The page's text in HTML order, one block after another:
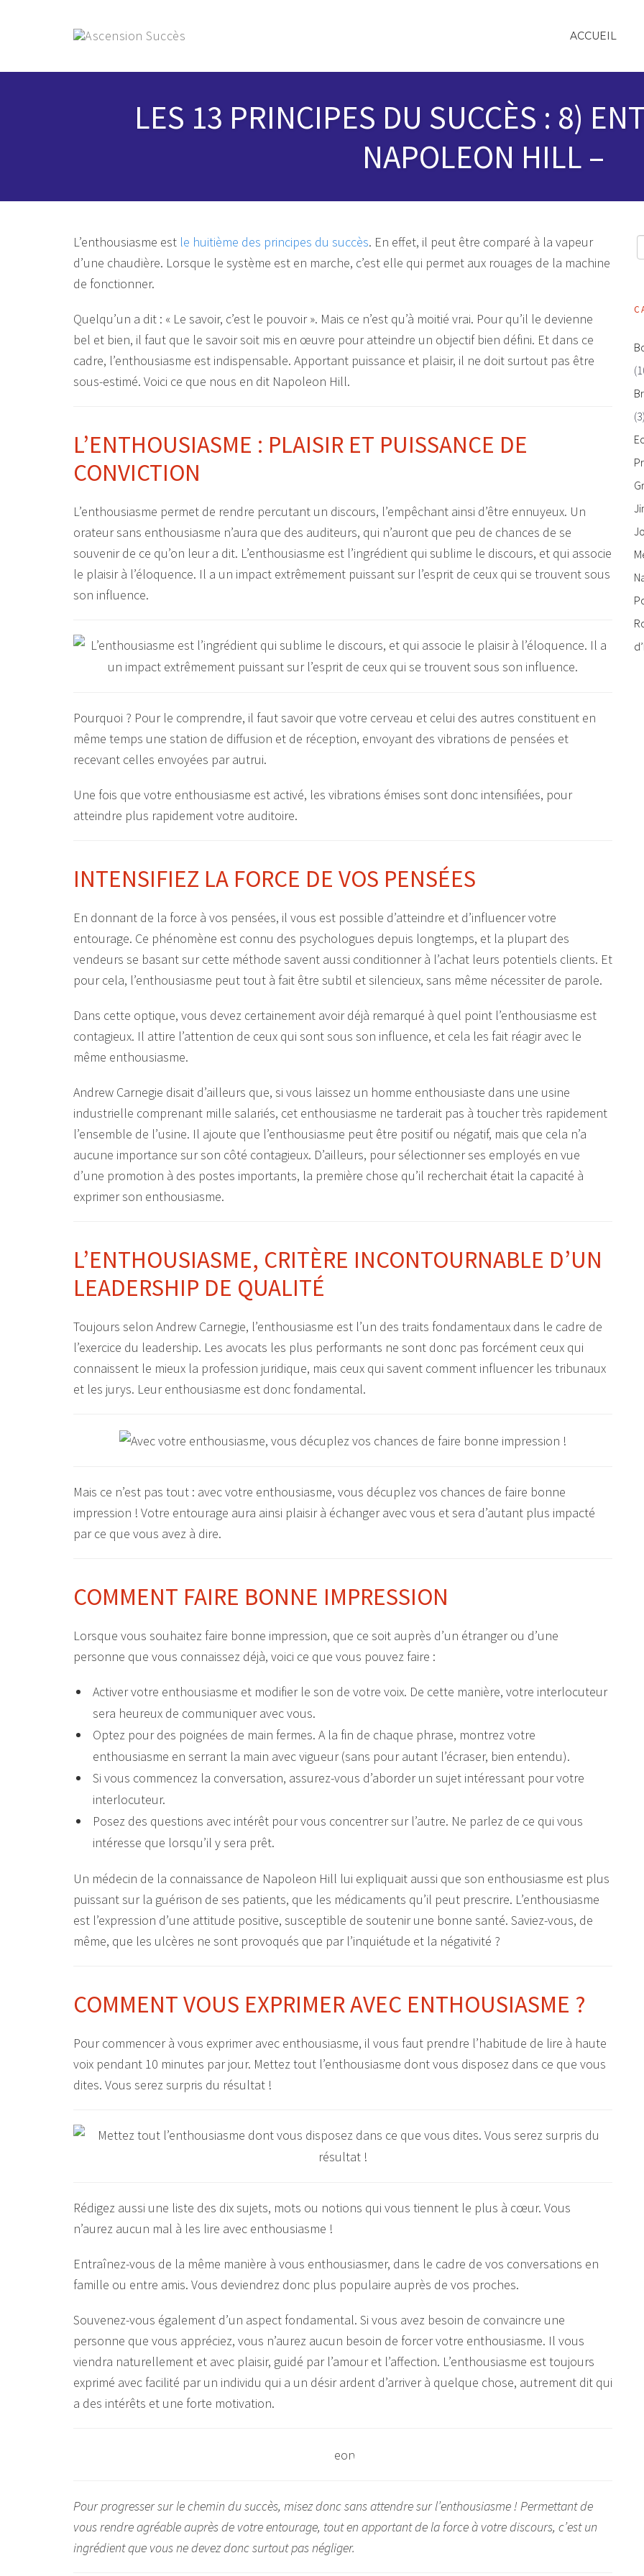
ACCUEIL
LES 13 PRINCIPES DU SUCCÈS : 8)
NAPOLEON HILL –
L’enthousiasme est le huitième des principes du succès. En effet, il peut être comparé à la vapeur
d’une chaudière. Lorsque le système est en marche, c’est elle qui permet aux rouages de la machine
de fonctionner.
Quelqu’un a dit : « Le savoir, c’est le pouvoir ». Mais ce n’est qu’à moitié vrai. Pour qu’il le devienne
bel et bien, il faut que le savoir soit mis en œuvre pour atteindre un objectif bien défini. Et dans ce
cadre, l’enthousiasme est indispensable. Apportant puissance et plaisir, il ne doit surtout pas être
sous-estimé. Voici ce que nous en dit Napoleon Hill.
L’ENTHOUSIASME : PLAISIR ET PUISSANCE DE
CONVICTION
L’enthousiasme permet de rendre percutant un discours, l’empêchant ainsi d’être ennuyeux. Un
orateur sans enthousiasme n’aura que des auditeurs, qui n’auront que peu de chances de se
souvenir de ce qu’on leur a dit. L’enthousiasme est l’ingrédient qui sublime le discours, et qui associe
le plaisir à l’éloquence. Il a un impact extrêmement puissant sur l’esprit de ceux qui se trouvent sous
son influence.
Pourquoi ? Pour le comprendre, il faut savoir que votre cerveau et celui des autres constituent en
même temps une station de diffusion et de réception, envoyant des vibrations de pensées et
recevant celles envoyées par autrui.
Une fois que votre enthousiasme est activé, les vibrations émises sont donc intensifiées, pour
atteindre plus rapidement votre auditoire.
INTENSIFIEZ LA FORCE DE VOS PENSÉES
En donnant de la force à vos pensées, il vous est possible d’atteindre et d’influencer votre
entourage. Ce phénomène est connu des psychologues depuis longtemps, et la plupart des
vendeurs se basant sur cette méthode savent aussi conditionner à l’achat leurs potentiels clients. Et
pour cela, l’enthousiasme peut tout à fait être subtil et silencieux, sans même nécessiter de parole.
Dans cette optique, vous devez certainement avoir déjà remarqué à quel point l’enthousiasme est
contagieux. Il attire l’attention de ceux qui sont sous son influence, et cela les fait réagir avec le
même enthousiasme.
Andrew Carnegie disait d’ailleurs que, si vous laissez un homme enthousiaste dans une usine
industrielle comprenant mille salariés, cet enthousiasme ne tarderait pas à toucher très rapidement
l’ensemble de l’usine. Il ajoute que l’enthousiasme peut être positif ou négatif, mais que cela n’a
aucune importance sur son côté contagieux. D’ailleurs, pour sélectionner ses employés en vue
d’une promotion à des postes importants, la première chose qu’il recherchait était la capacité à
exprimer son enthousiasme.
L’ENTHOUSIASME, CRITÈRE INCONTOURNABLE D’UN
LEADERSHIP DE QUALITÉ
Toujours selon Andrew Carnegie, l’enthousiasme est l’un des traits fondamentaux dans le cadre de
l’exercice du leadership. Les avocats les plus performants ne sont donc pas forcément ceux qui
connaissent le mieux la profession juridique, mais ceux qui savent comment influencer les tribunaux
et les jurys. Leur enthousiasme est donc fondamental.
Mais ce n’est pas tout : avec votre enthousiasme, vous décuplez vos chances de faire bonne
impression ! Votre entourage aura ainsi plaisir à échanger avec vous et sera d’autant plus impacté
par ce que vous avez à dire.
COMMENT FAIRE BONNE IMPRESSION
Lorsque vous souhaitez faire bonne impression, que ce soit auprès d’un étranger ou d’une
personne que vous connaissez déjà, voici ce que vous pouvez faire :
Activer votre enthousiasme et modifier le son de votre voix. De cette manière, votre interlocuteur
sera heureux de communiquer avec vous.
Optez pour des poignées de main fermes. A la fin de chaque phrase, montrez votre
enthousiasme en serrant la main avec vigueur (sans pour autant l’écraser, bien entendu).
Si vous commencez la conversation, assurez-vous d’aborder un sujet intéressant pour votre
interlocuteur.
Posez des questions avec intérêt pour vous concentrer sur l’autre. Ne parlez de ce qui vous
intéresse que lorsqu’il y sera prêt.
Un médecin de la connaissance de Napoleon Hill lui expliquait aussi que son enthousiasme est plus
puissant sur la guérison de ses patients, que les médicaments qu’il peut prescrire. L’enthousiasme
est l’expression d’une attitude positive, susceptible de soutenir une bonne santé. Saviez-vous, de
même, que les ulcères ne sont provoqués que par l’inquiétude et la négativité ?
COMMENT VOUS EXPRIMER AVEC ENTHOUSIASME ?
Pour commencer à vous exprimer avec enthousiasme, il vous faut prendre l’habitude de lire à haute
voix pendant 10 minutes par jour. Mettez tout l’enthousiasme dont vous disposez dans ce que vous
dites. Vous serez surpris du résultat !
Rédigez aussi une liste des dix sujets, mots ou notions qui vous tiennent le plus à cœur. Vous
n’aurez aucun mal à les lire avec enthousiasme !
Entraînez-vous de la même manière à vous enthousiasmer, dans le cadre de vos conversations en
famille ou entre amis. Vous deviendrez donc plus populaire auprès de vos proches.
Souvenez-vous également d’un aspect fondamental. Si vous avez besoin de convaincre une
personne que vous appréciez, vous n’aurez aucun besoin de forcer votre enthousiasme. Il vous
viendra naturellement et avec plaisir, guidé par l’amour et l’affection. L’enthousiasme est toujours
exprimé avec facilité par un individu qui a un désir ardent d’arriver à quelque chose, autrement dit qui
a des intérêts et une forte motivation.
Pour progresser sur le chemin du succès, misez donc sans attendre sur l’enthousiasme ! Permettant de
vous rendre agréable auprès de votre entourage, tout en apportant de la force à votre discours, c’est un
ingrédient que vous ne devez donc surtout pas négliger.
(3)